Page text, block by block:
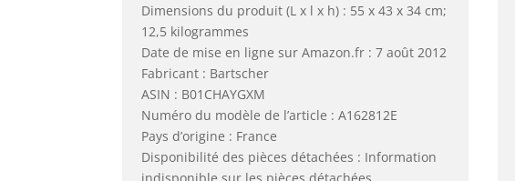
Dimensions du produit (L x l x h) : 55 x 43 x 34 cm;
12,5 kilogrammes
Date de mise en ligne sur Amazon.fr : 7 août 2012
Fabricant : Bartscher
ASIN : B01CHAYGXM
Numéro du modèle de l’article : A162812E
Pays d’origine : France
Disponibilité des pièces détachées : Information